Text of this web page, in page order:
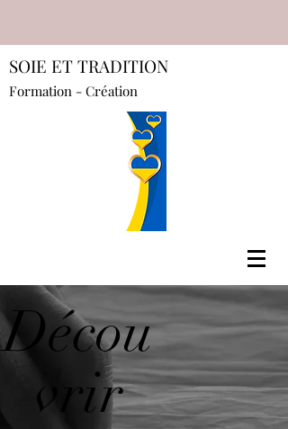
SOIE ET TRADITION
Formation - Création
Décou
vrir